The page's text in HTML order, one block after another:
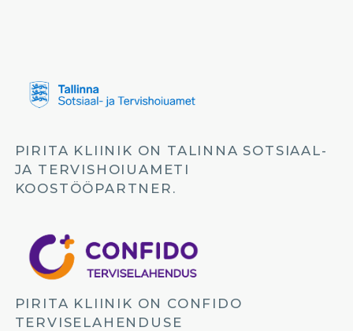
PIRITA KLIINIK ON TALINNA SOTSIAAL-
JA TERVISHOIUAMETI
KOOSTÖÖPARTNER.
PIRITA KLIINIK ON CONFIDO
TERVISELAHENDUSE